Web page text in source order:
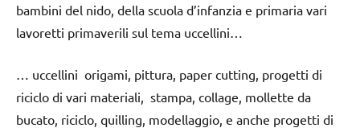
bambini del nido, della scuola d’infanzia e primaria vari
lavoretti primaverili sul tema uccellini…
… uccellini origami, pittura, paper cutting, progetti di
riciclo di vari materiali, stampa, collage, mollette da
bucato, riciclo, quilling, modellaggio, e anche progetti di